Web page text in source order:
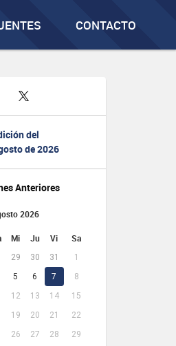
CONTACTO
del
de 2026
Anteriores
2026
Mi Ju Vi Sa
29 30 31
1
5 6 7
8
12 13 14
15
19 20 21
22
26 27 28
29